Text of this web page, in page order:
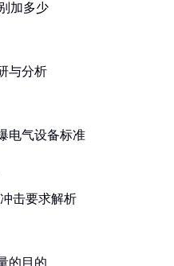
加多少
与分析
电气设备标准
击要求解析
的目的